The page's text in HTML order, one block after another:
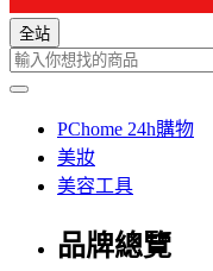
全站
PChome 24h購物
美妝
美容工具
品牌總覽